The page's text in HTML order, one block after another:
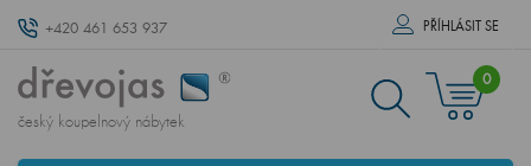
+420 461 653 937 PŘÍHLÁSIT SE
český koupelnový nábytek
0